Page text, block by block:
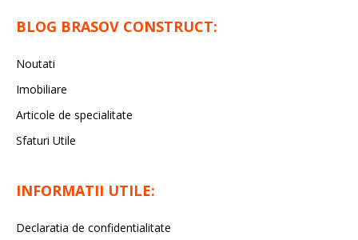
BLOG BRASOV CONSTRUCT:
Noutati
Imobiliare
Articole de specialitate
Sfaturi Utile
INFORMATII UTILE:
Declaratia de confidentialitate